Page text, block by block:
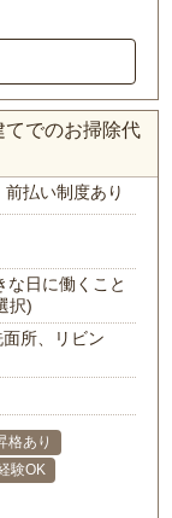
でのお掃除代
前払い制度あり
な日に働くこと
択)
所、リビン
格あり
験OK